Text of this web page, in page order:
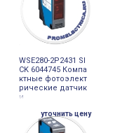
WSE280-2P2431 SI
CK 6044745 Компа
ктные фотоэлект
рические датчик
и
уточнить цену